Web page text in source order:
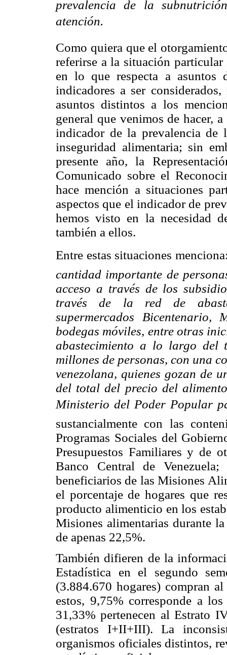
prevalencia de la
atención.
Como quiera que el
referirse a la situación particular
en lo que respecta a asuntos
indicadores a ser
asuntos distintos a los
general que venimos de hacer,
indicador de la prevalencia de
inseguridad alimentaria; sin
presente año, la
Comunicado sobre el
hace mención a situaciones
aspectos que el indicador de
hemos visto en la necesidad
también a ellos.
Entre estas situaciones
cantidad importante de
acceso a través de los
través de la red de
supermercados
bodegas móviles, entre otras
abastecimiento a lo largo del
millones de personas, con una
venezolana, quienes gozan de
del total del precio del
Ministerio del Poder Popular
sustancialmente con las
Programas Sociales del
Presupuestos Familiares y de
Banco Central de
beneficiarios de las Misiones
el porcentaje de hogares que
producto alimenticio en los
Misiones alimentarias durante
de apenas 22,5%.
También difieren de la
Estadística en el segundo
(3.884.670 hogares) compran
estos, 9,75% corresponde a
31,33% pertenecen al Estrato
(estratos I+II+III). La
organismos oficiales distintos,